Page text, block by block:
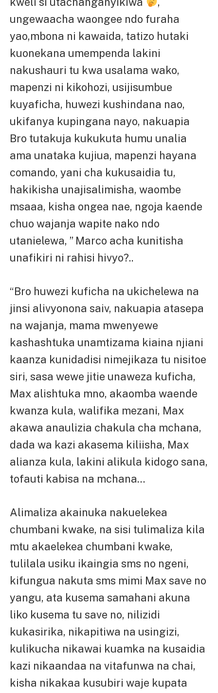
ungewaacha waongee ndo furaha
yao,mbona ni kawaida, tatizo hutaki
kuonekana umempenda lakini
nakushauri tu kwa usalama wako,
mapenzi ni kikohozi, usijisumbue
kuyaficha, huwezi kushindana nao,
ukifanya kupingana nayo, nakuapia
Bro tutakuja kukukuta humu unalia
ama unataka kujiua, mapenzi hayana
comando, yani cha kukusaidia tu,
hakikisha unajisalimisha, waombe
msaaa, kisha ongea nae, ngoja kaende
chuo wajanja wapite nako ndo
utanielewa, ” Marco acha kunitisha
unafikiri ni rahisi hivyo?..
“Bro huwezi kuficha na ukichelewa na
jinsi alivyonona saiv, nakuapia atasepa
na wajanja, mama mwenyewe
kashashtuka unamtizama kiaina njiani
kaanza kunidadisi nimejikaza tu nisitoe
siri, sasa wewe jitie unaweza kuficha,
Max alishtuka mno, akaomba waende
kwanza kula, walifika mezani, Max
akawa anaulizia chakula cha mchana,
dada wa kazi akasema kiliisha, Max
alianza kula, lakini alikula kidogo sana,
tofauti kabisa na mchana…
Alimaliza akainuka nakuelekea
chumbani kwake, na sisi tulimaliza kila
mtu akaelekea chumbani kwake,
tulilala usiku ikaingia sms no ngeni,
kifungua nakuta sms mimi Max save no
yangu, ata kusema samahani akuna
liko kusema tu save no, nilizidi
kukasirika, nikapitiwa na usingizi,
kulikucha nikawai kuamka na kusaidia
kazi nikaandaa na vitafunwa na chai,
kisha nikakaa kusubiri waje kupata